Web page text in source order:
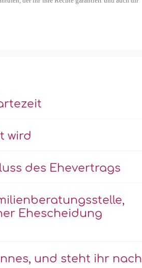
wird
des Ehevertrags
Ehescheidung
und steht ihr nach